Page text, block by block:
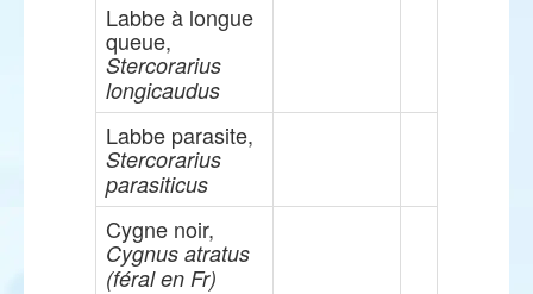
Labbe à longue
queue,
Stercorarius
longicaudus
Labbe parasite,
Stercorarius
parasiticus
Cygne noir,
Cygnus atratus
(féral en Fr)